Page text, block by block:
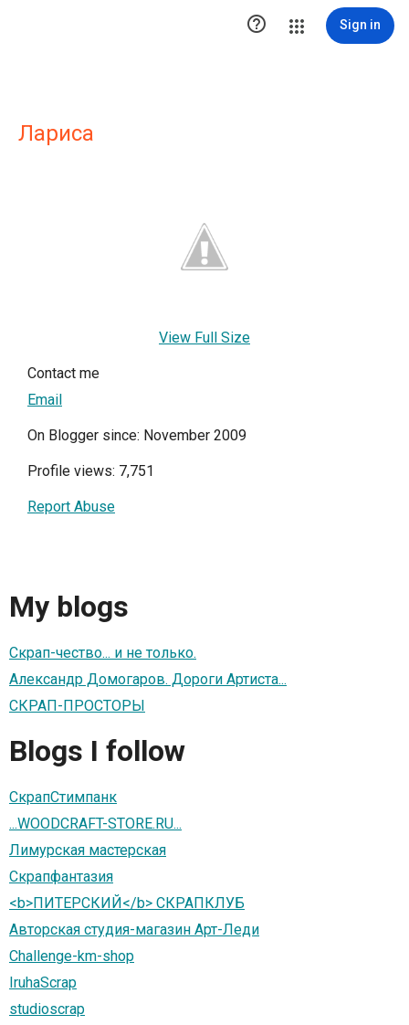
 Sign in
Лариса
View Full Size
Contact me
Email
On Blogger since: November 2009
Profile views: 7,751
Report Abuse
My blogs
Скрап-чество... и не только.
Александр Домогаров. Дороги Артиста...
СКРАП-ПРОСТОРЫ
Blogs I follow
СкрапСтимпанк
...WOODCRAFT-STORE.RU...
Лимурская мастерская
Скрапфантазия
<b>ПИТЕРСКИЙ</b> СКРАПКЛУБ
Авторская студия-магазин Арт-Леди
Challenge-km-shop
IruhaScrap
studioscrap